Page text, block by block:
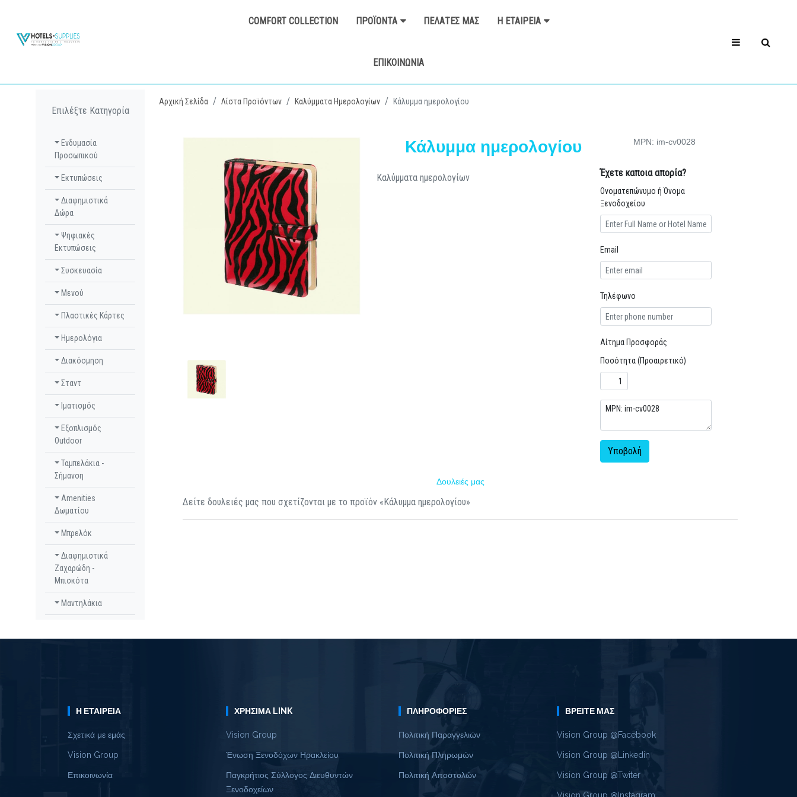
COMFORT COLLECTION ΠΡΟΪΌΝΤΑ ΠΕΛΆΤΕΣ ΜΑΣ Η ΕΤΑΙΡΕΊΑ
ΕΠΙΚΟΙΝΩΝΊΑ
Επιλέξτε Κατηγορία
Ενδυμασία
Προσωπικού
Εκτυπώσεις
Διαφημιστικά
Δώρα
Ψηφιακές
Εκτυπώσεις
Συσκευασία
Μενού
Πλαστικές Κάρτες
Ημερολόγια
Διακόσμηση
Σταντ
Ιματισμός
Εξοπλισμός
Outdoor
Ταμπελάκια -
Σήμανση
Amenities
Δωματίου
Μπρελόκ
Διαφημιστικά
Ζαχαρώδη -
Μπισκότα
Μαντηλάκια
Αρχική Σελίδα Λίστα Προϊόντων Καλύμματα Ημερολογίων Κάλυμμα ημερολογίου
Κάλυμμα ημερολογίου MPN: im-cv0028
Καλύμματα ημερολογίων Έχετε καποια απορία?
Ονοματεπώνυμο ή Όνομα
Ξενοδοχείου
Email
Τηλέφωνο
Αίτημα Προσφοράς
Ποσότητα (Προαιρετικό)
Υποβολή
Δουλειές μας
Δείτε δουλειές μας που σχετίζονται με το προϊόν «Κάλυμμα ημερολογίου»
Η ΕΤΑΙΡΕΊΑ
Σχετικά με εμάς
Vision Group
Επικοινωνία
ΧΡΉΣΙΜΑ LINK
Vision Group
Ένωση Ξενοδόχων Ηρακλείου
Παγκρήτιος Σύλλογος Διευθυντών
Ξενοδοχείων
ΠΛΗΡΟΦΟΡΊΕΣ
Πολιτική Παραγγελιών
Πολιτική Πληρωμών
Πολιτική Αποστολών
ΒΡΕΊΤΕ ΜΑΣ
Vision Group @Facebook
Vision Group @Linkedin
Vision Group @Twiter